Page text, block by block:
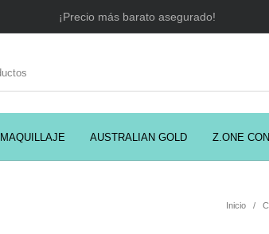
¡Precio más barato asegurado!
MAQUILLAJE AUSTRALIAN GOLD Z.ONE
Inicio /